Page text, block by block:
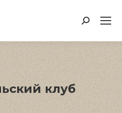
Поиск:
клуб